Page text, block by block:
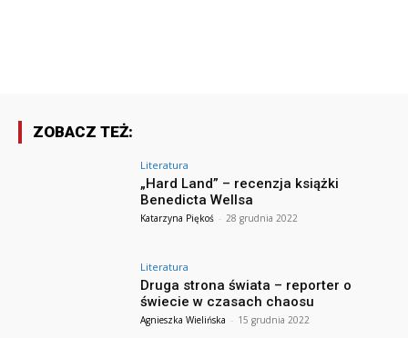
ZOBACZ TEŻ:
Literatura
„Hard Land” – recenzja książki
Benedicta Wellsa
Katarzyna Piękoś - 28 grudnia 2022
Literatura
Druga strona świata – reporter o
świecie w czasach chaosu
Agnieszka Wielińska - 15 grudnia 2022